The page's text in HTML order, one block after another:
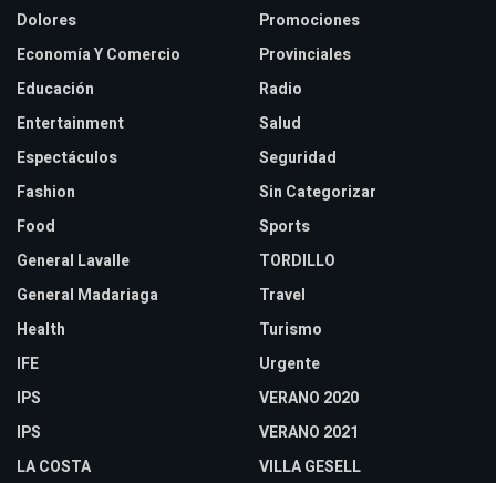
Dolores
Economía Y Comercio
Educación
Entertainment
Espectáculos
Fashion
Food
General Lavalle
General Madariaga
Health
IFE
IPS
IPS
LA COSTA
Promociones
Provinciales
Radio
Salud
Seguridad
Sin Categorizar
Sports
TORDILLO
Travel
Turismo
Urgente
VERANO 2020
VERANO 2021
VILLA GESELL